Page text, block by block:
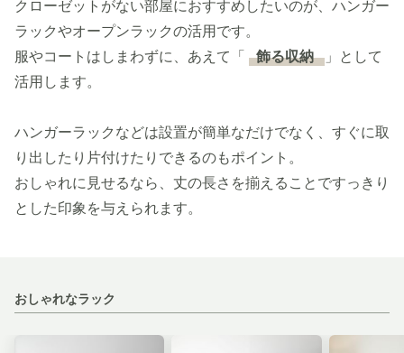
クローゼットがない部屋におすすめしたいのが、ハンガー
ラックやオープンラックの活用です。
服やコートはしまわずに、あえて「
飾る収納
」として
活用します。
ハンガーラックなどは設置が簡単なだけでなく、すぐに取
り出したり片付けたりできるのもポイント。
おしゃれに見せるなら、丈の長さを揃えることですっきり
とした印象を与えられます。
おしゃれなラック